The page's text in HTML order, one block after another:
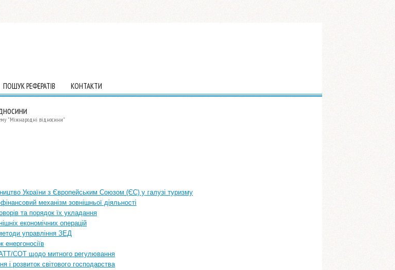
ПОШУК РЕФЕРАТІВ КОНТАКТИ
"Міжнародні відносини"
України з Європейським Союзом (ЄС) у галузі туризму
механізм зовнішньої діяльності
та порядок їх укладання
економічних операцій
управління ЗЕД
енергоносіїв
СОТ щодо митного регулювання
і розвиток світового господарства